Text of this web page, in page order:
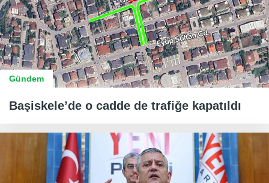
Gündem
Başiskele’de o cadde de trafiğe kapatıldı